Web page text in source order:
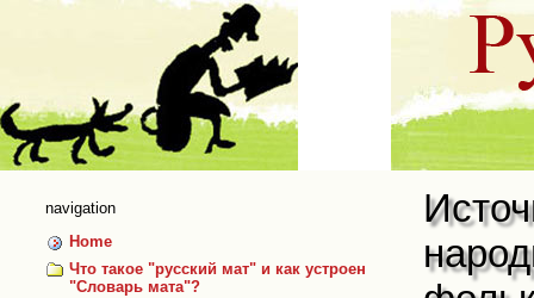
navigation
Home
Что такое "русский мат" и как устроен
"Словарь мата"?